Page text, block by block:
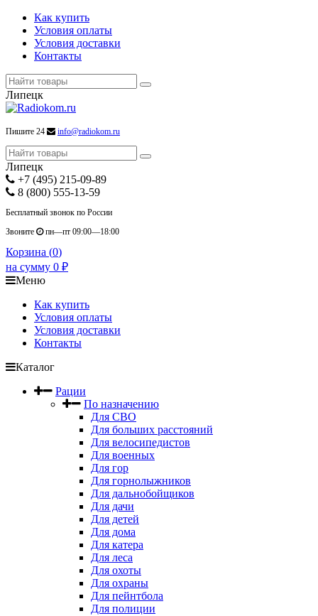
Как купить
Условия оплаты
Условия доставки
Контакты
Липецк
Пишите 24 info@radiokom.ru
Липецк
+7 (495) 215-09-89
8 (800) 555-13-59
Бесплатный звонок по России
Звоните
пн—пт 09:00—18:00
Корзина (0)
на сумму 0 ₽
Меню
Как купить
Условия оплаты
Условия доставки
Контакты
Каталог
Рации
По назначению
Для СВО
Для больших расстояний
Для велосипедистов
Для военных
Для гор
Для горнолыжников
Для дальнобойщиков
Для дачи
Для детей
Для дома
Для катера
Для леса
Для охоты
Для охраны
Для пейнтбола
Для полиции